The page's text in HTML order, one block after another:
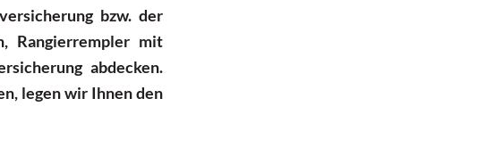
bzw. der
Rangierrempler mit
abdecken.
legen wir Ihnen den